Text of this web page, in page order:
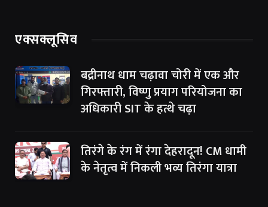
एक्सक्लूसिव
बद्रीनाथ धाम चढ़ावा चोरी में एक और
गिरफ्तारी, विष्णु प्रयाग परियोजना का
अधिकारी SIT के हत्थे चढ़ा
तिरंगे के रंग में रंगा देहरादून! CM धामी
के नेतृत्व में निकली भव्य तिरंगा यात्रा